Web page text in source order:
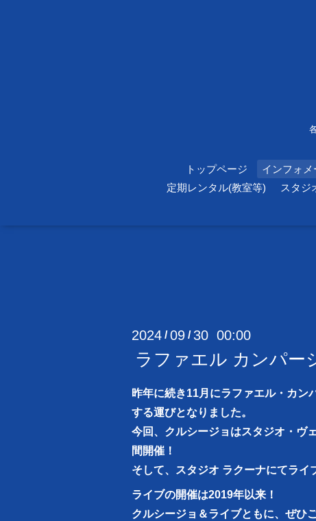
トップページ インフォメ
定期レンタル(教室等)
スタジ
2024 /09 / 30 00:00
ラファエル カンパー
昨年に続き11月にラファエル・カン
する運びとなりました。
今回、クルシージョはスタジオ・ヴ
間開催！
そして、スタジオ ラクーナにてライ
ライブの開催は2019年以来！
クルシージョ＆ライブともに、ぜひ